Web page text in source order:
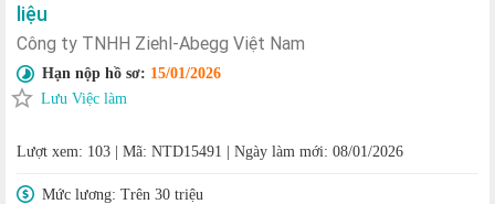
liệu
Công ty TNHH Ziehl-Abegg Việt Nam
Hạn nộp hồ sơ: 15/01/2026
Lưu Việc làm
Lượt xem: 103 Mã: NTD15491 Ngày làm mới: 08/01/2026
Mức lương: Trên 30 triệu